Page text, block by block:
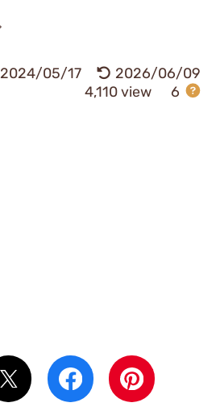
2024/05/17
2026/06/09
4,110 view
6